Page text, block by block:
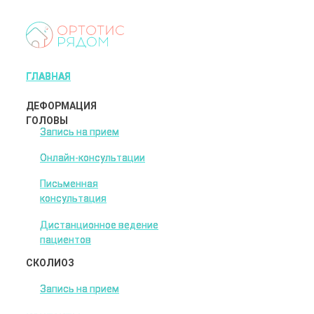
ГЛАВНАЯ
ДЕФОРМАЦИЯ
ГОЛОВЫ
Онлайн-консультации
Дистанционное ведение
пациентов
Запись на прием
Запись на прием
СКОЛИОЗ
Запись на прием
Запись на прием
Дистанционное ведение
пациентов
Онлайн-консультации
ГЛАВНАЯ
Письменная
консультация
Письменная
консультация